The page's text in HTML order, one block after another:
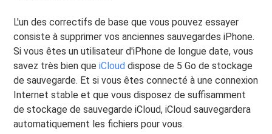
L'un des correctifs de base que vous pouvez essayer
consiste à supprimer vos anciennes sauvegardes iPhone.
Si vous êtes un utilisateur d'iPhone de longue date, vous
savez très bien queiCloud dispose de 5 Go de stockage
de sauvegarde. Et si vous êtes connecté à une connexion
Internet stable et que vous disposez de suffisamment
de stockage de sauvegarde iCloud, iCloud sauvegardera
automatiquement les fichiers pour vous.